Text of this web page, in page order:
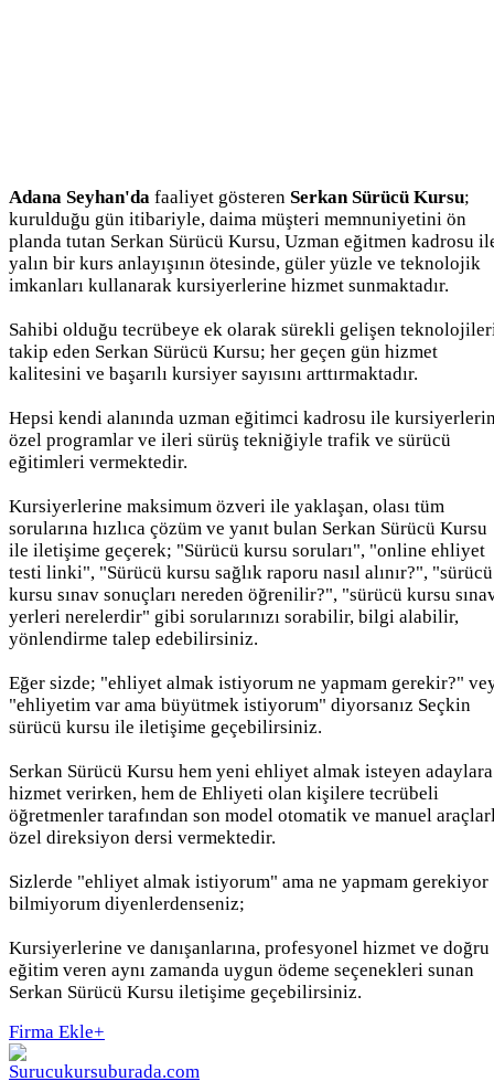
Adana Seyhan'da faaliyet gösteren Serkan Sürücü Kursu;
kurulduğu gün itibariyle, daima müşteri memnuniyetini ön
planda tutan Serkan Sürücü Kursu, Uzman eğitmen kadrosu
yalın bir kurs anlayışının ötesinde, güler yüzle ve teknolojik
imkanları kullanarak kursiyerlerine hizmet sunmaktadır.
Sahibi olduğu tecrübeye ek olarak sürekli gelişen
takip eden Serkan Sürücü Kursu; her geçen gün hizmet
kalitesini ve başarılı kursiyer sayısını arttırmaktadır.
Hepsi kendi alanında uzman eğitimci kadrosu ile
özel programlar ve ileri sürüş tekniğiyle trafik ve sürücü
eğitimleri vermektedir.
Kursiyerlerine maksimum özveri ile yaklaşan, olası tüm
sorularına hızlıca çözüm ve yanıt bulan Serkan Sürücü Kursu
ile iletişime geçerek; "Sürücü kursu soruları", "online ehliyet
testi linki", "Sürücü kursu sağlık raporu nasıl alınır?", "sürücü
kursu sınav sonuçları nereden öğrenilir?", "sürücü kursu
yerleri nerelerdir" gibi sorularınızı sorabilir, bilgi alabilir,
yönlendirme talep edebilirsiniz.
Eğer sizde; "ehliyet almak istiyorum ne yapmam gerekir?"
"ehliyetim var ama büyütmek istiyorum" diyorsanız Seçkin
sürücü kursu ile iletişime geçebilirsiniz.
Serkan Sürücü Kursu hem yeni ehliyet almak isteyen adaylara
hizmet verirken, hem de Ehliyeti olan kişilere tecrübeli
öğretmenler tarafından son model otomatik ve manuel
özel direksiyon dersi vermektedir.
Sizlerde "ehliyet almak istiyorum" ama ne yapmam gerekiyor
bilmiyorum diyenlerdenseniz;
Kursiyerlerine ve danışanlarına, profesyonel hizmet ve doğru
eğitim veren aynı zamanda uygun ödeme seçenekleri sunan
Serkan Sürücü Kursu iletişime geçebilirsiniz.
Firma Ekle+